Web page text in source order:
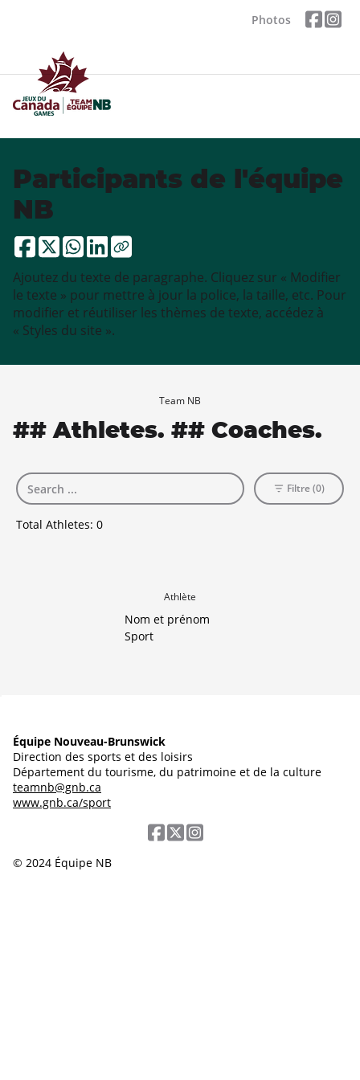
Photos
Participants de l'équipe
NB
Ajoutez du texte de paragraphe. Cliquez sur « Modifier
le texte » pour mettre à jour la police, la taille, etc. Pour
modifier et réutiliser les thèmes de texte, accédez à
« Styles du site ».
Team NB
## Athletes. ## Coaches.
Total Athletes: 0
Filtre (0)
Athlète
Nom et prénom
Sport
Équipe Nouveau-Brunswick
Direction des sports et des loisirs
Département du tourisme, du patrimoine et de la culture
teamnb@gnb.ca
www.gnb.ca/sport
© 2024 Équipe NB